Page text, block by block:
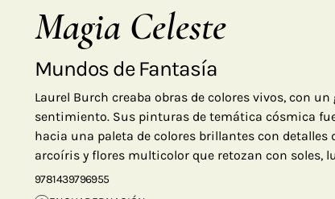
Magia Celeste
Mundos de Fantasía
Laurel Burch creaba obras de colores vivos, con
sentimiento. Sus pinturas de temática cósmica
hacia una paleta de colores brillantes con detalles
arcoíris y flores multicolor que retozan con soles,
9781439796955